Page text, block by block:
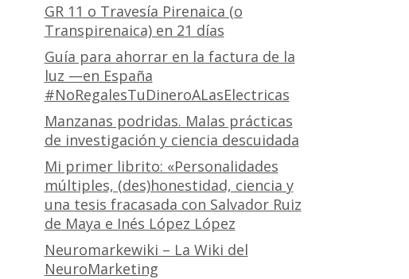
GR 11 o Travesía Pirenaica (o
Transpirenaica) en 21 días
Guía para ahorrar en la factura de la
luz —en España
#NoRegalesTuDineroALasElectricas
Manzanas podridas. Malas prácticas
de investigación y ciencia descuidada
Mi primer librito: «Personalidades
múltiples, (des)honestidad, ciencia y
una tesis fracasada con Salvador Ruiz
de Maya e Inés López López
Neuromarkewiki – La Wiki del
NeuroMarketing